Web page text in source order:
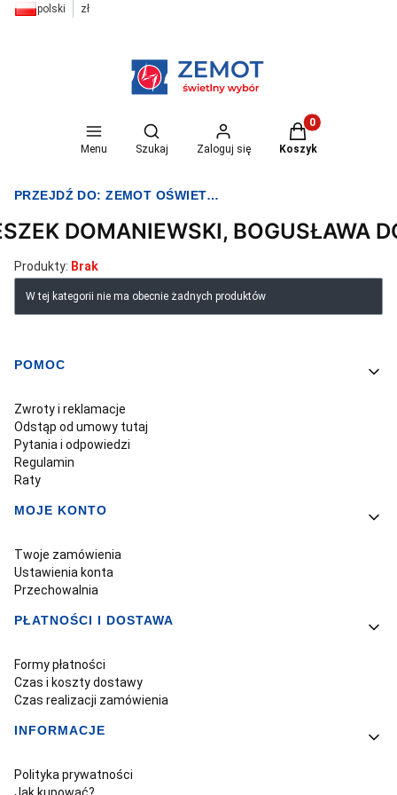
polski zł
Menu
Otwórz wyszukiwarkę
Szukaj Zaloguj się
Produkty w
Koszyk
PRZEJDŹ DO:ZEMOT OŚWIETLENIE I ELEKTRYKA
DOMANIEWSKI, BOGUSŁAWA
Produkty: Brak
Lista produktów
W tej kategorii nie ma obecnie żadnych produktów
Linki w stopce
POMOC
Zwroty i reklamacje
Odstąp od umowy tutaj
Pytania i odpowiedzi
Regulamin
Raty
MOJE KONTO
Twoje zamówienia
Ustawienia konta
Przechowalnia
PŁATNOŚCI I DOSTAWA
Formy płatności
Czas i koszty dostawy
Czas realizacji zamówienia
INFORMACJE
Polityka prywatności